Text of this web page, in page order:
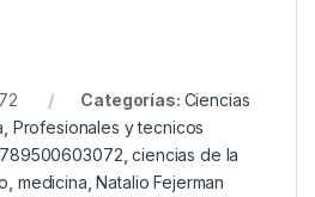
Categorías: Ciencias
Profesionales y tecnicos
,ciencias de la
medicina ,Natalio Fejerman